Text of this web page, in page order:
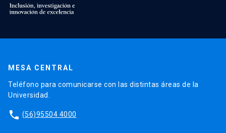
MESA CENTRAL
Teléfono para comunicarse con las distintas áreas de la
Universidad.
phone (56)95504 4000